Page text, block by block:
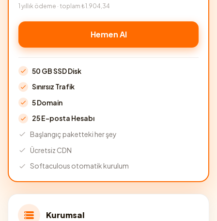
1 yıllık ödeme · toplam ₺1.904,34
Hemen Al
50 GB SSD Disk
Sınırsız Trafik
5 Domain
25 E-posta Hesabı
Başlangıç paketteki her şey
Ücretsiz CDN
Softaculous otomatik kurulum
Kurumsal